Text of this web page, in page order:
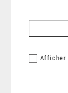
Afficher